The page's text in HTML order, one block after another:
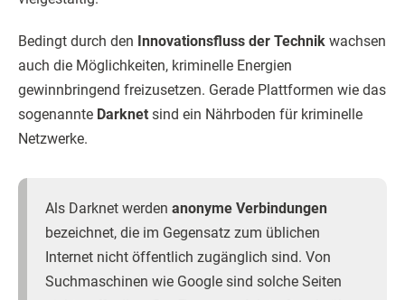
Bedingt durch den Innovationsfluss der Technik wachsen
auch die Möglichkeiten, kriminelle Energien
gewinnbringend freizusetzen. Gerade Plattformen wie das
sogenannte Darknet sind ein Nährboden für kriminelle
Netzwerke.
Als Darknet werden anonyme Verbindungen
bezeichnet, die im Gegensatz zum üblichen
Internet nicht öffentlich zugänglich sind. Von
Suchmaschinen wie Google sind solche Seiten